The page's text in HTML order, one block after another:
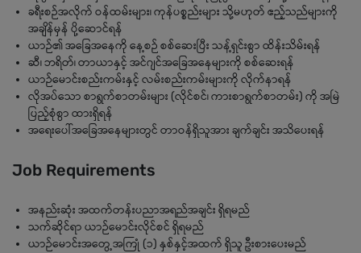
ခရီးစဉ်အလိုက် ဝန်ထမ်းများ၊ ကုန်ပစ္စည်းများ သို့မဟုတ် ဧည့်သည်များကို
အချိန်မှန် ပို့ဆောင်ရန်
ယာဉ်၏ အခြေအနေကို နေ့စဉ် စစ်ဆေးပြီး သန့်ရှင်းစွာ ထိန်းသိမ်းရန်
ဆီ၊ ဘရိတ်၊ တာယာနှင့် အင်ဂျင်အခြေအနေများကို စစ်ဆေးရန်
ယာဉ်မောင်းစည်းကမ်းနှင့် လမ်းစည်းကမ်းများကို လိုက်နာရန်
လိုအပ်သော စာရွက်စာတမ်းများ (လိုင်စင်၊ ကားစာရွက်စာတမ်း) ကို အမြဲ
ပြည့်စုံစွာ ထားရှိရန်
အရေးပေါ်အခြေအနေများတွင် တာဝန်ရှိသူအား ချက်ချင်း အသိပေးရန်
Job Requirements
အနည်းဆုံး အထက်တန်းပညာအရည်အချင်း ရှိရမည်
သက်ဆိုင်ရာ ယာဉ်မောင်းလိုင်စင် ရှိရမည်
ယာဉ်မောင်းအတွေ့အကြုံ (၁) နှစ်နှင့်အထက် ရှိသူ ဦးစားပေးမည်